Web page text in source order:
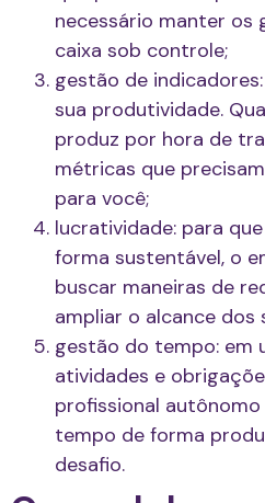
necessário manter os
caixa sob controle;
gestão de
sua produtividade.
produz por hora de
métricas que
para você;
lucratividade: para
forma sustentável, o
buscar maneiras de
ampliar o alcance dos
gestão do tempo: em
atividades e
profissional
tempo de forma
desafio.